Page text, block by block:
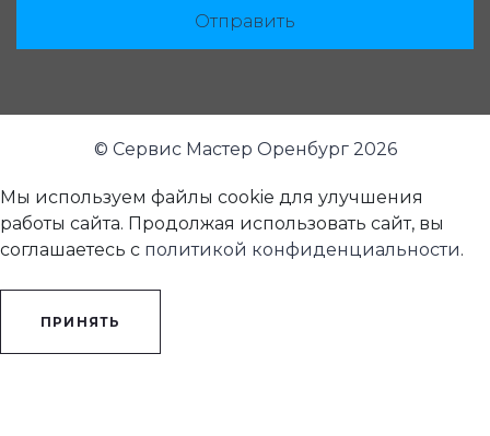
Отправить
© Сервис Мастер Оренбург 2026
Мы используем файлы cookie для улучшения
работы сайта. Продолжая использовать сайт, вы
соглашаетесь с политикой конфиденциальности.
ПРИНЯТЬ